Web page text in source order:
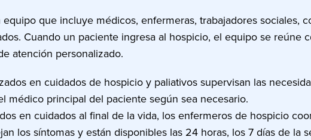
que incluye médicos, enfermeras, trabajadores sociales,
Cuando un paciente ingresa al hospicio, el equipo se reúne
atención personalizado.
en cuidados de hospicio y paliativos supervisan las
médico principal del paciente según sea necesario.
en cuidados al final de la vida, los enfermeros de hospicio
los síntomas y están disponibles las 24 horas, los 7 días de la